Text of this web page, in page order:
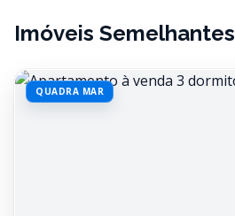
Imóveis Semelhantes
QUADRA MAR